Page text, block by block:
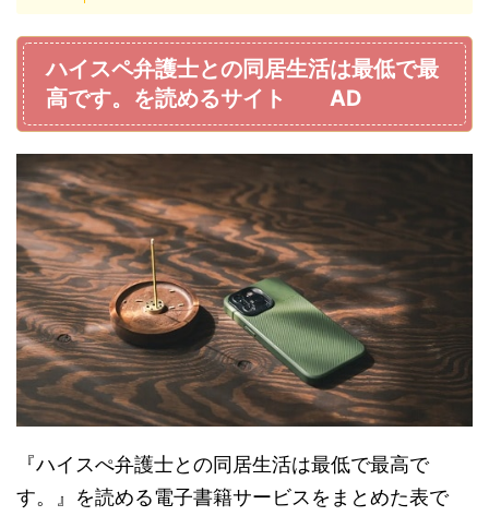
ハイスペ弁護士との同居生活は最低で最
高です。を読めるサイト AD
『ハイスぺ弁護士との同居生活は最低で最高で
す。』を読める電子書籍サービスをまとめた表で